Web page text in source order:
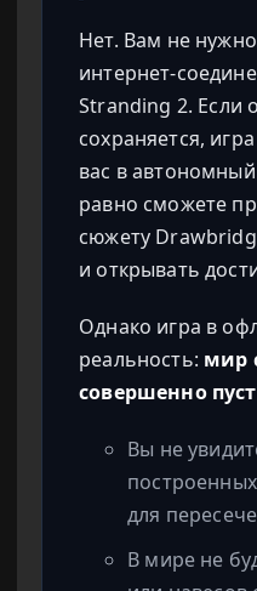
Нет. Вам не
интернет-
Stranding 2. Если
сохраняется,
вас в
равно сможете
сюжету
и открывать
Однако игра в
реальность: мир
совершенно
Вы не
для
В мире не